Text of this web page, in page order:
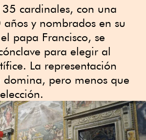
cardinales, con una
y nombrados en su
papa Francisco, se
para elegir al
La representación
domina, pero menos que